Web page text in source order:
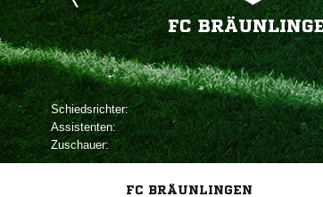
FC
Schiedsrichter:
Assistenten:
Zuschauer:
FC BRÄUNLINGEN